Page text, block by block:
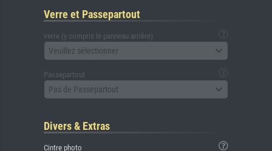
Verre et Passepartout
verre (y compris le panneau arrière)
Veuillez sélectionner
Passepartout
Pas de Passepartout
Divers & Extras
Cintre photo